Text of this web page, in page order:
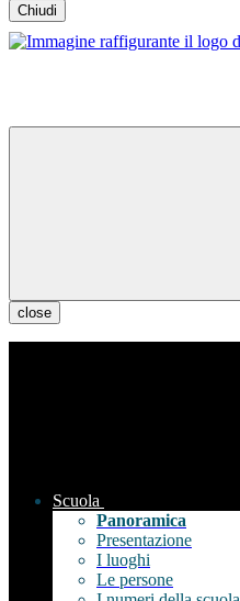
Chiudi
close
Scuola
Panoramica
Presentazione
I luoghi
Le persone